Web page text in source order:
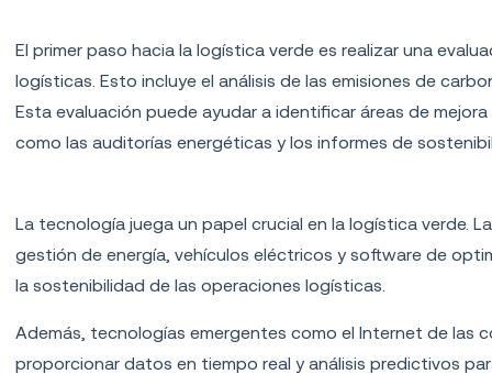
El primer paso hacia la logística verde es realizar una
logísticas. Esto incluye el análisis de las emisiones de
Esta evaluación puede ayudar a identificar áreas de
como las auditorías energéticas y los informes de
La tecnología juega un papel crucial en la logística verde.
gestión de energía, vehículos eléctricos y software de
la sostenibilidad de las operaciones logísticas.
Además, tecnologías emergentes como el Internet de las
proporcionar datos en tiempo real y análisis predictivos